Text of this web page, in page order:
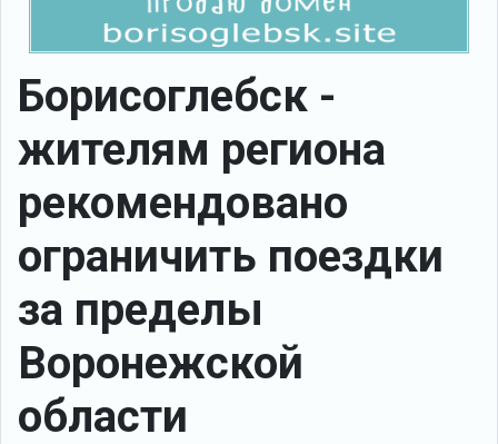
Борисоглебск -
жителям региона
рекомендовано
ограничить поездки
за пределы
Воронежской
области